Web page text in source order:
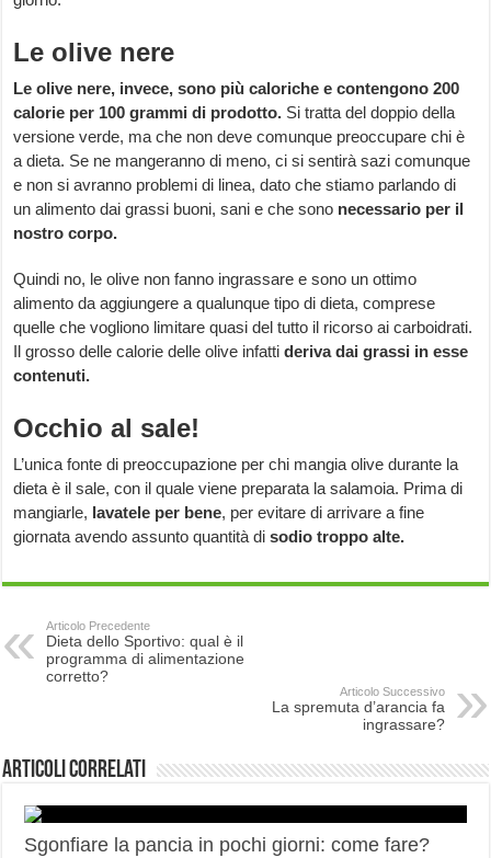
Le olive nere
Le olive nere, invece, sono più caloriche e contengono 200
calorie per 100 grammi di prodotto. Si tratta del doppio della
versione verde, ma che non deve comunque preoccupare chi è
a dieta. Se ne mangeranno di meno, ci si sentirà sazi comunque
e non si avranno problemi di linea, dato che stiamo parlando di
un alimento dai grassi buoni, sani e che sono necessario per il
nostro corpo.
Quindi no, le olive non fanno ingrassare e sono un ottimo
alimento da aggiungere a qualunque tipo di dieta, comprese
quelle che vogliono limitare quasi del tutto il ricorso ai carboidrati.
Il grosso delle calorie delle olive infattideriva dai grassi in esse
contenuti.
Occhio al sale!
L’unica fonte di preoccupazione per chi mangia olive durante la
dieta è il sale, con il quale viene preparata la salamoia. Prima di
mangiarle, lavatele per bene, per evitare di arrivare a fine
giornata avendo assunto quantità disodio troppo alte.
Articolo Precedente
Dieta dello Sportivo: qual è il
programma di alimentazione
corretto?
Articolo Successivo
La spremuta d’arancia fa
ingrassare?
Articoli correlati
Sgonfiare la pancia in pochi giorni: come fare?